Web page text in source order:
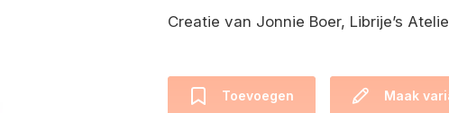
Creatie van Jonnie Boer, Librije’s
Toevoegen Maak